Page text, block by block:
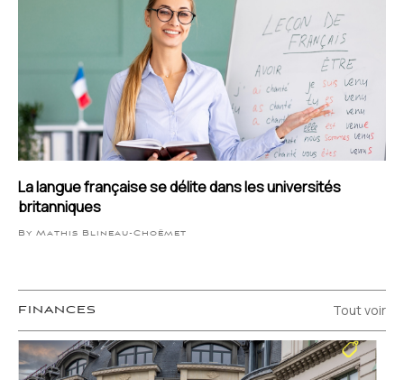
La langue française se délite dans les universités
britanniques
By Mathis Blineau-Choëmet
FINANCES Tout voir